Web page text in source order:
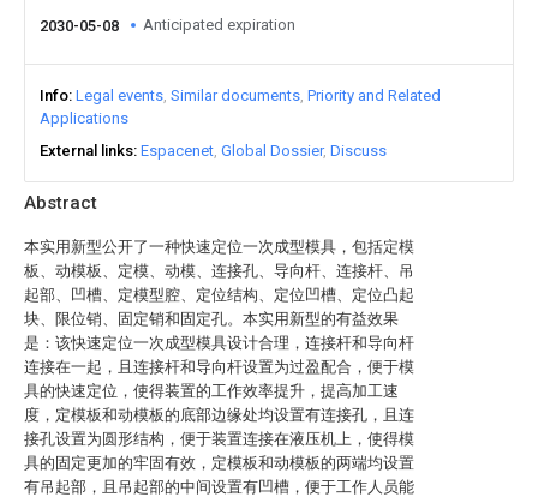
Abstract
本实用新型公开了一种快速定位一次成型模具，包括定模
板、动模板、定模、动模、连接孔、导向杆、连接杆、吊
起部、凹槽、定模型腔、定位结构、定位凹槽、定位凸起
块、限位销、固定销和固定孔。本实用新型的有益效果
是：该快速定位一次成型模具设计合理，连接杆和导向杆
连接在一起，且连接杆和导向杆设置为过盈配合，便于模
具的快速定位，使得装置的工作效率提升，提高加工速
度，定模板和动模板的底部边缘处均设置有连接孔，且连
接孔设置为圆形结构，便于装置连接在液压机上，使得模
具的固定更加的牢固有效，定模板和动模板的两端均设置
有吊起部，且吊起部的中间设置有凹槽，便于工作人员能
2030-05-08 Anticipated expiration
Info Legal events Similar documents Priority and Related
Applications
External links Espacenet Global Dossier Discuss